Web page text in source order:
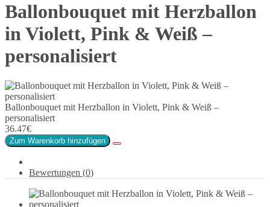
Ballonbouquet mit Herzballon
in Violett, Pink & Weiß –
personalisiert
Ballonbouquet mit Herzballon in Violett, Pink & Weiß –
personalisiert
36.47€
Zum Warenkorb hinzufügen
Bewertungen (0)